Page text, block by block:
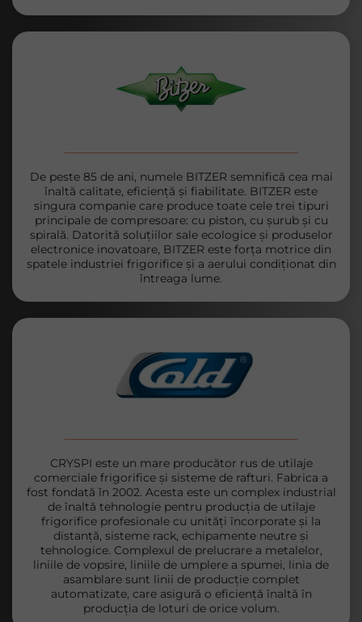
De peste 85 de ani, numele BITZER semnifică cea mai
înaltă calitate, eficiență și fiabilitate. BITZER este
singura companie care produce toate cele trei tipuri
principale de compresoare: cu piston, cu șurub și cu
spirală. Datorită soluțiilor sale ecologice și produselor
electronice inovatoare, BITZER este forța motrice din
spatele industriei frigorifice și a aerului condiționat din
întreaga lume.
CRYSPI este un mare producător rus de utilaje
comerciale frigorifice și sisteme de rafturi. Fabrica a
fost fondată în 2002. Acesta este un complex industrial
de înaltă tehnologie pentru producția de utilaje
frigorifice profesionale cu unități încorporate și la
distanță, sisteme rack, echipamente neutre și
tehnologice. Complexul de prelucrare a metalelor,
liniile de vopsire, liniile de umplere a spumei, linia de
asamblare sunt linii de producție complet
automatizate, care asigură o eficiență înaltă în
producția de loturi de orice volum.